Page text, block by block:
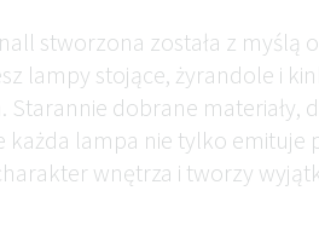
stworzona została z
lampy stojące, żyrandole i
Starannie dobrane
każda lampa nie tylko emituje
wnętrza i tworzy